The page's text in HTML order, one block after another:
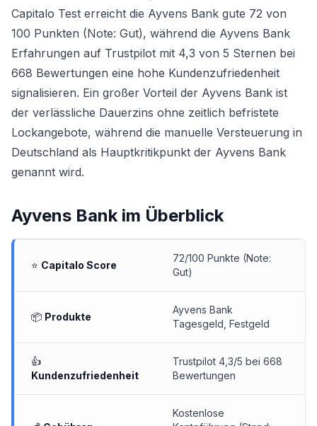
Capitalo Test erreicht die Ayvens Bank gute 72 von
100 Punkten (Note: Gut), während die Ayvens Bank
Erfahrungen auf Trustpilot mit 4,3 von 5 Sternen bei
668 Bewertungen eine hohe Kundenzufriedenheit
signalisieren. Ein großer Vorteil der Ayvens Bank ist
der verlässliche Dauerzins ohne zeitlich befristete
Lockangebote, während die manuelle Versteuerung in
Deutschland als Hauptkritikpunkt der Ayvens Bank
genannt wird.
Ayvens Bankim Überblick
⭐ Capitalo Score
72/100 Punkte (Note:
Gut)
📦 Produkte
Ayvens Bank
Tagesgeld, Festgeld
👍
Kundenzufriedenheit
Trustpilot 4,3/5 bei 668
Bewertungen
Kostenlose